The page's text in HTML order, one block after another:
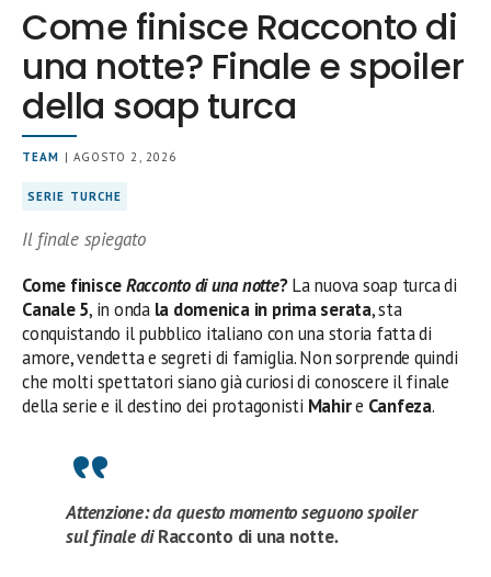
Come finisce Racconto di
una notte? Finale e spoiler
della soap turca
TEAM | AGOSTO 2, 2026
SERIE TURCHE
Il finale spiegato
Come finisceRacconto di una notte?La nuova soap turca di
Canale 5, in onda la domenica in prima serata, sta
conquistando il pubblico italiano con una storia fatta di
amore, vendetta e segreti di famiglia. Non sorprende quindi
che molti spettatori siano già curiosi di conoscere il finale
della serie e il destino dei protagonisti Mahire Canfeza.
Attenzione: da questo momento seguono spoiler
sul finale diRacconto di una notte.